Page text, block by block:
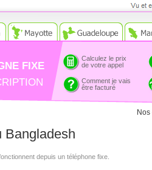
RMC
FIXE
Calculez le prix
de votre appel
Comment je vais
être facturé
Bangladesh
depuis un téléphone fixe.